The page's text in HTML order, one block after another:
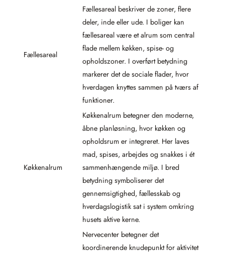
Fællesareal
Fællesareal beskriver de zoner, flere
deler, inde eller ude. I boliger kan
fællesareal være et alrum som central
flade mellem køkken, spise- og
opholdszoner. I overført betydning
markerer det de sociale flader, hvor
hverdagen knyttes sammen på tværs af
funktioner.
Køkkenalrum
Køkkenalrum betegner den moderne,
åbne planløsning, hvor køkken og
opholdsrum er integreret. Her laves
mad, spises, arbejdes og snakkes i ét
sammenhængende miljø. I bred
betydning symboliserer det
gennemsigtighed, fællesskab og
hverdagslogistik sat i system omkring
husets aktive kerne.
Nervecenter betegner det
koordinerende knudepunkt for aktivitet